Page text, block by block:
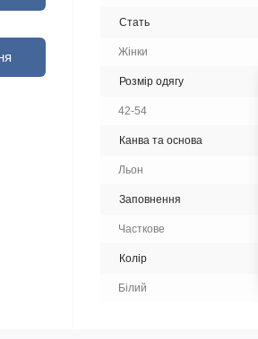
Стать
Жінки
Розмір одягу
42-54
Канва та основа
Льон
Заповнення
Часткове
Колір
Білий